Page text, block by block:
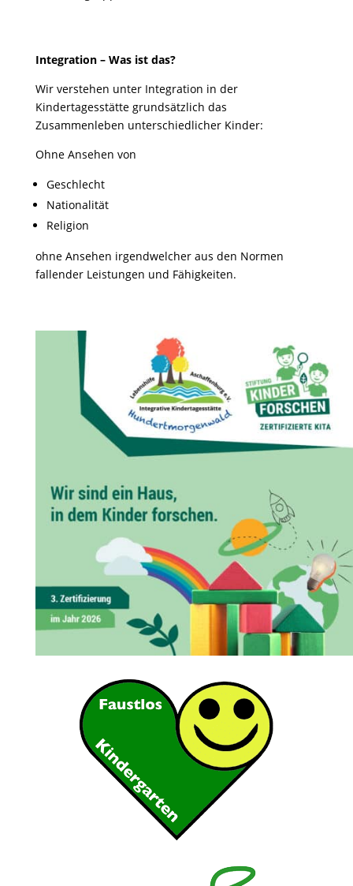
Integration – Was ist das?
Wir verstehen unter Integration in der
Kindertagesstätte grundsätzlich das
Zusammenleben unterschiedlicher Kinder:
Ohne Ansehen von
Geschlecht
Nationalität
Religion
ohne Ansehen irgendwelcher aus den Normen
fallender Leistungen und Fähigkeiten.